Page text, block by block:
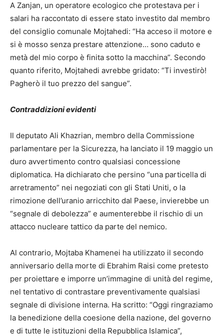
A Zanjan, un operatore ecologico che protestava per i
salari ha raccontato di essere stato investito dal membro
del consiglio comunale Mojtahedi: “Ha acceso il motore e
si è mosso senza prestare attenzione… sono caduto e
metà del mio corpo è finita sotto la macchina”. Secondo
quanto riferito, Mojtahedi avrebbe gridato: “Ti investirò!
Pagherò il tuo prezzo del sangue”.
Contraddizioni evidenti
Il deputato Ali Khazrian, membro della Commissione
parlamentare per la Sicurezza, ha lanciato il 19 maggio un
duro avvertimento contro qualsiasi concessione
diplomatica. Ha dichiarato che persino “una particella di
arretramento” nei negoziati con gli Stati Uniti, o la
rimozione dell’uranio arricchito dal Paese, invierebbe un
“segnale di debolezza” e aumenterebbe il rischio di un
attacco nucleare tattico da parte del nemico.
Al contrario, Mojtaba Khamenei ha utilizzato il secondo
anniversario della morte di Ebrahim Raisi come pretesto
per proiettare e imporre un’immagine di unità del regime,
nel tentativo di contrastare preventivamente qualsiasi
segnale di divisione interna. Ha scritto: “Oggi ringraziamo
la benedizione della coesione della nazione, del governo
e di tutte le istituzioni della Repubblica Islamica”,